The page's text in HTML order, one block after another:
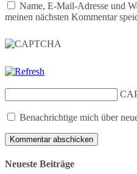
Name, E-Mail-Adresse und
meinen nächsten Kommentar
Benachrichtige mich über
Neueste Beiträge